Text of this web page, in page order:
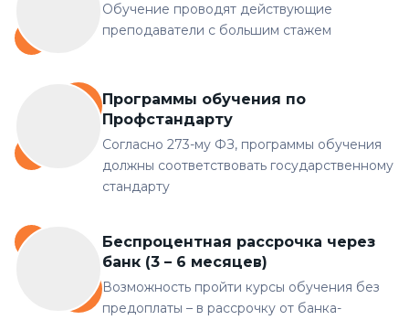
Обучение проводят действующие
преподаватели с большим стажем
Программы обучения по
Профстандарту
Согласно 273-му ФЗ, программы обучения
должны соответствовать государственному
стандарту
Беспроцентная рассрочка через
банк (3 – 6 месяцев)
Возможность пройти курсы обучения без
предоплаты – в рассрочку от банка-